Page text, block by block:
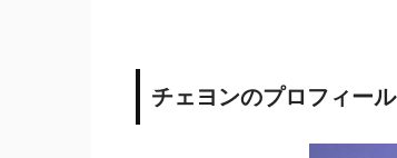
チェヨンのプロフィール